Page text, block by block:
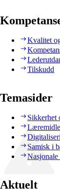
Kvalitet
Tilskudd
Temasider
Sikkerhet
Samisk i
Aktuelt